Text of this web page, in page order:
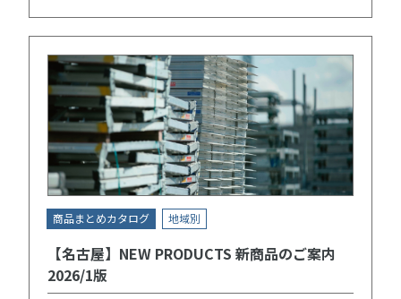
商品まとめカタログ 地域別
【名古屋】NEW PRODUCTS 新商品のご案内
2026/1版